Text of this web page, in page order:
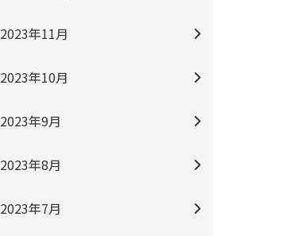
2023年11月
2023年10月
2023年9月
2023年8月
2023年7月